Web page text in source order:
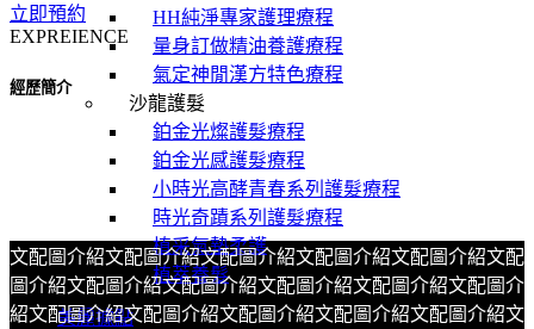
HH純淨專家護理療程
量身訂做精油養護療程
氣定神閒漢方特色療程
沙龍護髮
鉑金光燦護髮療程
鉑金光感護髮療程
小時光高酵青春系列護髮療程
時光奇蹟系列護髮療程
植采氣墊柔護
植萃養髮
美麗據點
立即預約
EXPREIENCE
經歷簡介
文配圖介紹文配圖介紹文配圖介紹文配圖介紹文配圖介紹文配
圖介紹文配圖介紹文配圖介紹文配圖介紹文配圖介紹文配圖介
紹文配圖介紹文配圖介紹文配圖介紹文配圖介紹文配圖介紹文